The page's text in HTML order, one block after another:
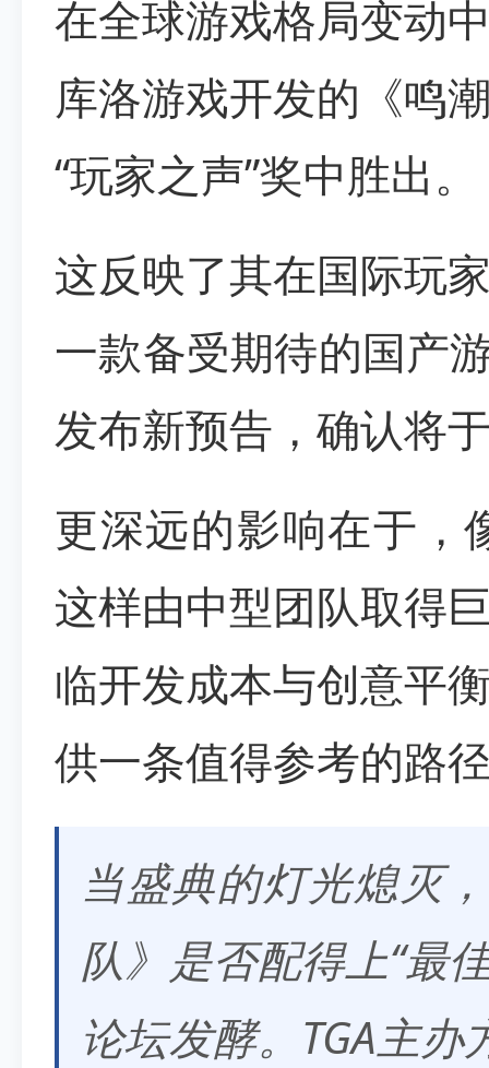
在全球游戏格局变动
库洛游戏开发的《鸣
“玩家之声”奖中胜出。
这反映了其在国际玩
一款备受期待的国产
发布新预告，确认将
更深远的影响在于，
这样由中型团队取得
临开发成本与创意平
供一条值得参考的路
当盛典的灯光熄灭
队》是否配得上“最
论坛发酵。TGA主